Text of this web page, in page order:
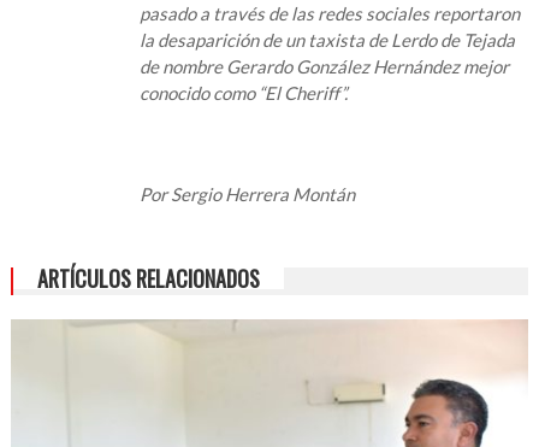
pasado a través de las redes sociales reportaron
la desaparición de un taxista de Lerdo de Tejada
de nombre Gerardo González Hernández mejor
conocido como “El Cheriff”.
Por Sergio Herrera Montán
ARTÍCULOS RELACIONADOS